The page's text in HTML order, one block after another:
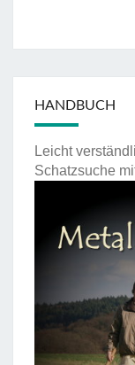
HANDBUCH
Leicht
Schatzsuche